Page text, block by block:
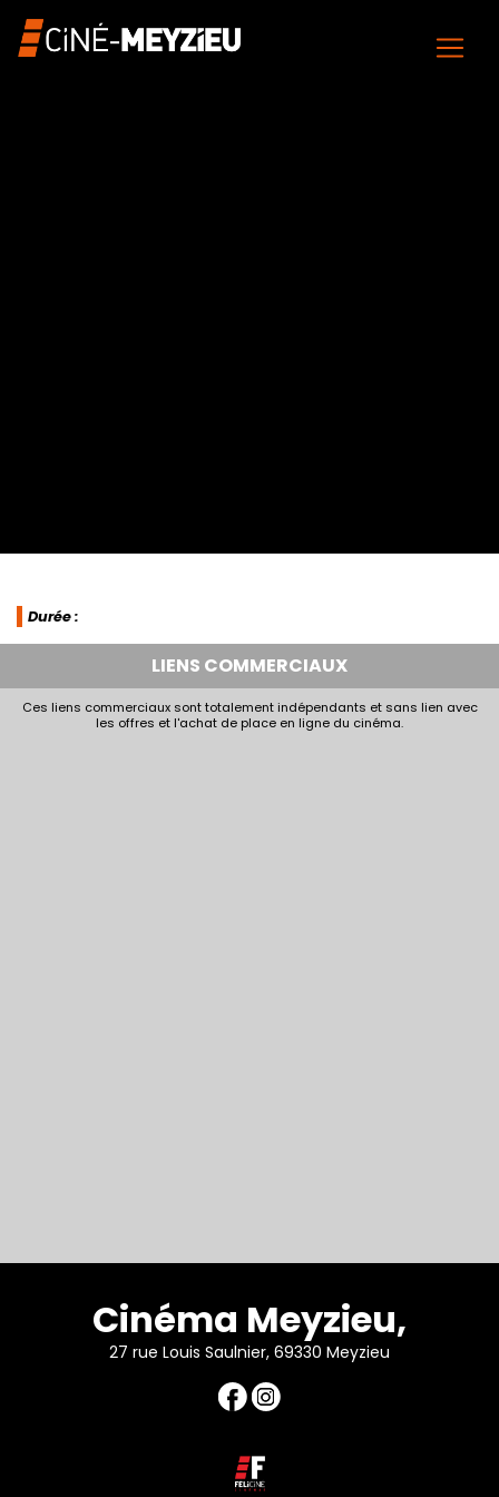
Durée :
LIENS COMMERCIAUX
Ces liens commerciaux sont totalement indépendants et sans lien avec
les offres et l'achat de place en ligne du cinéma.
Cinéma Meyzieu,
27 rue Louis Saulnier, 69330 Meyzieu